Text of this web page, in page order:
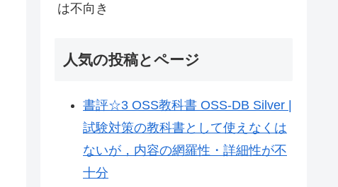
は不向き
人気の投稿とページ
書評☆3 OSS教科書 OSS-DB Silver |
試験対策の教科書として使えなくは
ないが，内容の網羅性・詳細性が不
十分